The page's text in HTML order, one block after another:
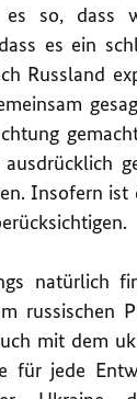
so, dass
es ein
Russland
Insofern ist
natürlich
russischen
mit dem
für jede